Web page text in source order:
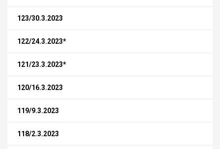
123/30.3.2023
122/24.3.2023*
121/23.3.2023*
120/16.3.2023
119/9.3.2023
118/2.3.2023